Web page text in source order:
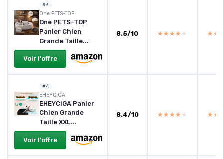
#3
One PETS-TOP
One PETS-TOP
Panier Chien
Grande Taille...
Voir l'offre
8.5/10 ★★★★★
★★★★★
#4
EHEYCIGA
EHEYCIGA Panier
Chien Grande
Taille XXL...
Voir l'offre
8.4/10 ★★★★★
★★★★★